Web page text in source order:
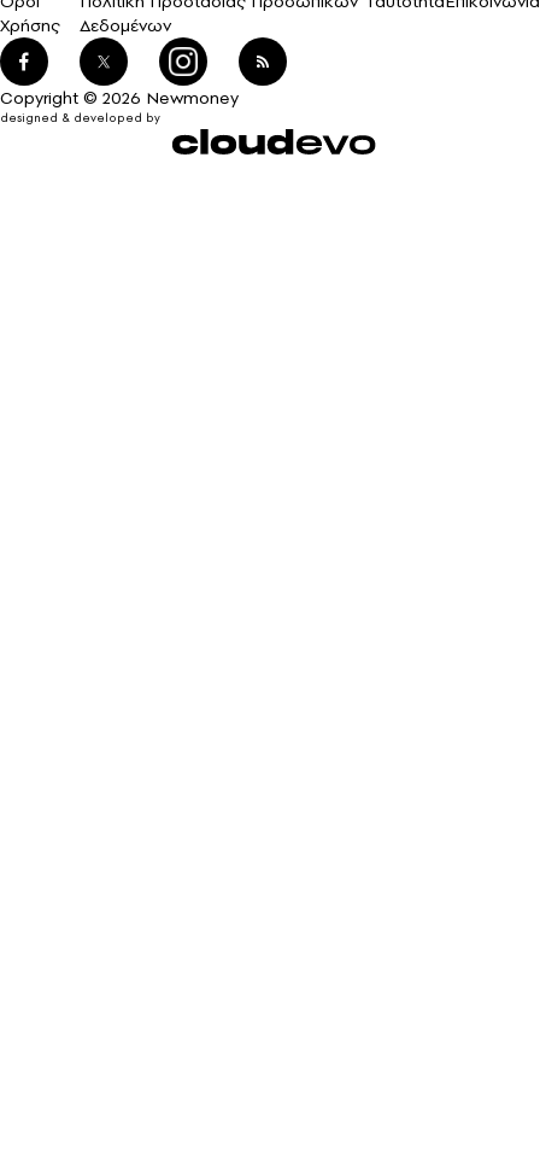
Χρήσης
Δεδομένων
Copyright © 2026 Newmoney
designed & developed by